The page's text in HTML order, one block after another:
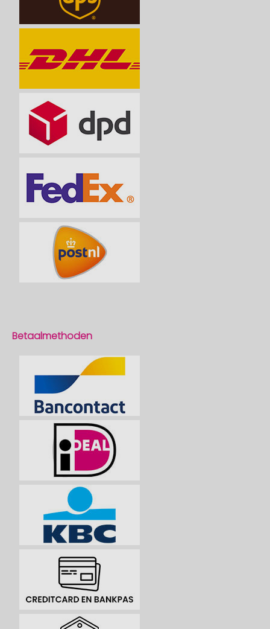
Betaalmethoden